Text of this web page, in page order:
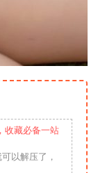
收藏必备一站
以解压了，